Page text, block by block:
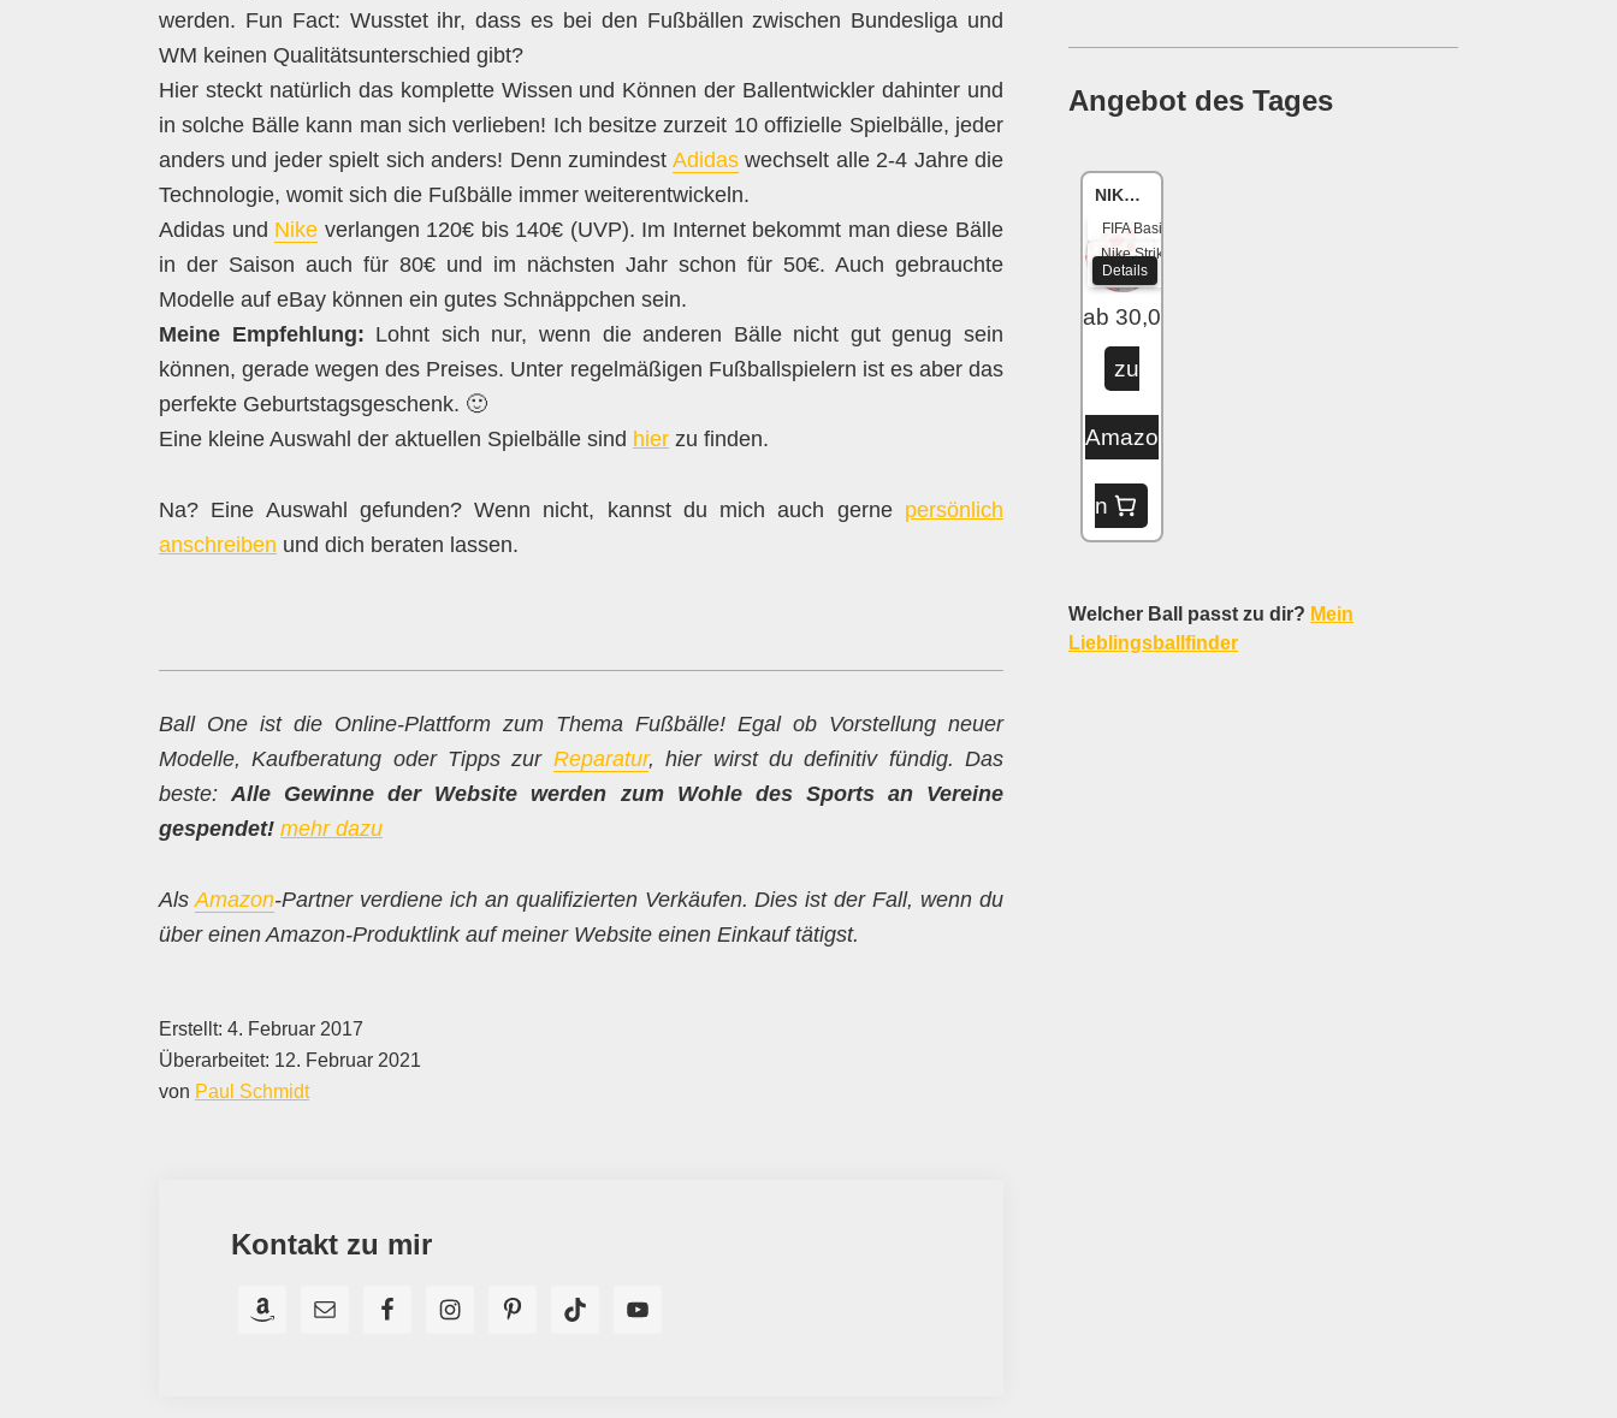
werden. Fun Fact: Wusstet ihr, dass es bei den Fußbällen zwischen Bundesliga und
WM keinen Qualitätsunterschied gibt?
Hier steckt natürlich das komplette Wissen und Können der Ballentwickler dahinter und
in solche Bälle kann man sich verlieben! Ich besitze zurzeit 10 offizielle Spielbälle, jeder
anders und jeder spielt sich anders! Denn zumindest Adidaswechselt alle 2-4 Jahre die
Technologie, womit sich die Fußbälle immer weiterentwickeln.
Adidas und Nike verlangen 120€ bis 140€ (UVP). Im Internet bekommt man diese Bälle
in der Saison auch für 80€ und im nächsten Jahr schon für 50€. Auch gebrauchte
Modelle auf eBay können ein gutes Schnäppchen sein.
Meine Empfehlung: Lohnt sich nur, wenn die anderen Bälle nicht gut genug sein
können, gerade wegen des Preises. Unter regelmäßigen Fußballspielern ist es aber das
perfekte Geburtstagsgeschenk. 🙂
Eine kleine Auswahl der aktuellen Spielbälle sind hier zu finden.
Na? Eine Auswahl gefunden? Wenn nicht, kannst du mich auch gerne persönlich
anschreiben und dich beraten lassen.
Ball One ist die Online-Plattform zum Thema Fußbälle! Egal ob Vorstellung neuer
Modelle, Kaufberatung oder Tipps zur Reparatur, hier wirst du definitiv fündig. Das
beste:Alle Gewinne der Website werden zum Wohle des Sports an Vereine
gespendet! mehr dazu
AlsAmazon-Partner verdiene ich an qualifizierten Verkäufen. Dies ist der Fall, wenn du
über einen Amazon-Produktlink auf meiner Website einen Einkauf tätigst.
Erstellt: 4. Februar 2017
Überarbeitet: 12. Februar 2021
von Paul Schmidt
Kontakt zu mir
Angebot des Tages
NIKE Academy
FIFA Basic
Nike Strike
2020
Details
ab 30,04 €
zu
Amazo
n
Welcher Ball passt zu dir? Mein
Lieblingsballfinder